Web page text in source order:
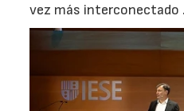
vez más interconectado